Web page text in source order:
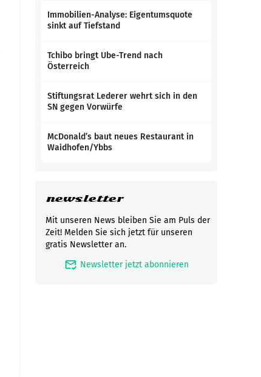
Immobilien-Analyse: Eigentumsquote
sinkt auf Tiefstand
Tchibo bringt Ube-Trend nach
Österreich
Stiftungsrat Lederer wehrt sich in den
SN gegen Vorwürfe
McDonald’s baut neues Restaurant in
Waidhofen/Ybbs
newsletter
Mit unseren News bleiben Sie am Puls der
Zeit! Melden Sie sich jetzt für unseren
gratis Newsletter an.
mark_email_read Newsletter jetzt abonnieren